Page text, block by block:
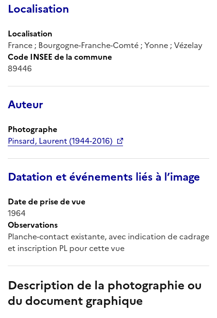
Localisation
Localisation
France ; Bourgogne-Franche-Comté ; Yonne ; Vézelay
Code INSEE de la commune
89446
Auteur
Photographe
Pinsard, Laurent (1944-2016)
Datation et événements liés à l’image
Date de prise de vue
1964
Observations
Planche-contact existante, avec indication de cadrage
et inscription PL pour cette vue
Description de la photographie ou
du document graphique